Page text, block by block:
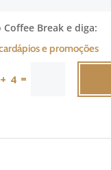
Break e diga:
e promoções
4 =